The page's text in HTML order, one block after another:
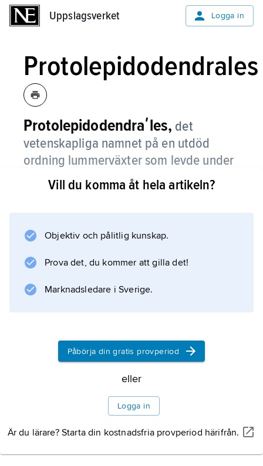
Uppslagsverket Logga in
Protolepidodendrales
Protolepidodendraʹles, det
vetenskapliga namnet på en utdöd
ordning lummerväxter som levde under
devon och äldre karbon (för ca 400–
330 miljoner år sedan).
omfattade små örtartade växter eller små träd
Bladen var smala och skilde sig från nutida
lummerväxters genom sina karakteristiskt
gaffelgrenade spetsar.
Information om artikeln
Vill du komma åt hela artikeln?
Objektiv och pålitlig kunskap.
Prova det, du kommer att gilla det!
Marknadsledare i Sverige.
Påbörja din gratis provperiod
eller
Logga in
Är du lärare? Starta din kostnadsfria provperiod härifrån.